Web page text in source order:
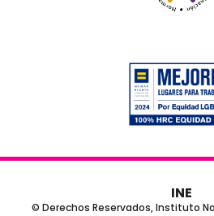
INE
© Derechos Reservados, Instituto